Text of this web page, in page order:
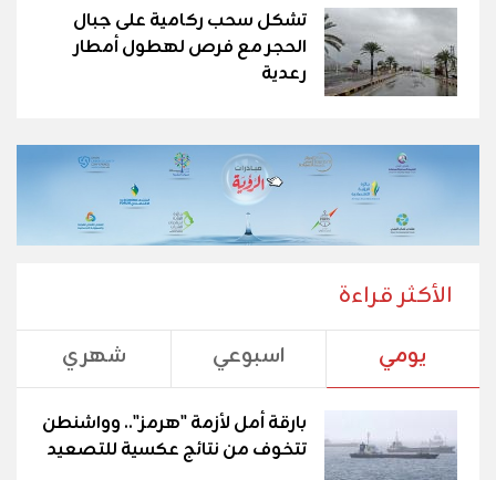
تشكل سحب ركامية على جبال
الحجر مع فرص لهطول أمطار
رعدية
الأكثر قراءة
يومي اسبوعي شهري
بارقة أمل لأزمة "هرمز".. وواشنطن
تتخوف من نتائج عكسية للتصعيد